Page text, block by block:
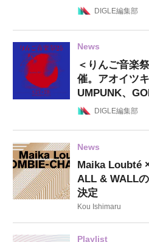
DIGLE編集部
News
＜りんご音楽
催。アオイツ
UMPUNK、
DIGLE編集部
News
Maika Loubté
ALL & WALL
決定
Kou Ishimaru
Playlist